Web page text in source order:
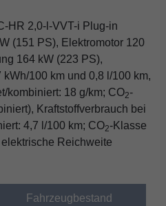
HR 2,0-l-VVT-i Plug-in
(151 PS), Elektromotor 120
164 kW (223 PS),
100 km und 0,8 l/100 km,
kombiniert: 18 g/km; CO2-
Kraftstoffverbrauch bei
4,7 l/100 km; CO2-Klasse
Reichweite
Fahrzeugbestand